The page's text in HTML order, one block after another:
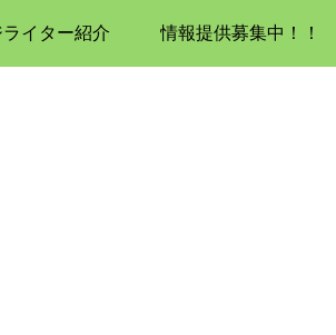
ライター紹介 情報提供募集中！！